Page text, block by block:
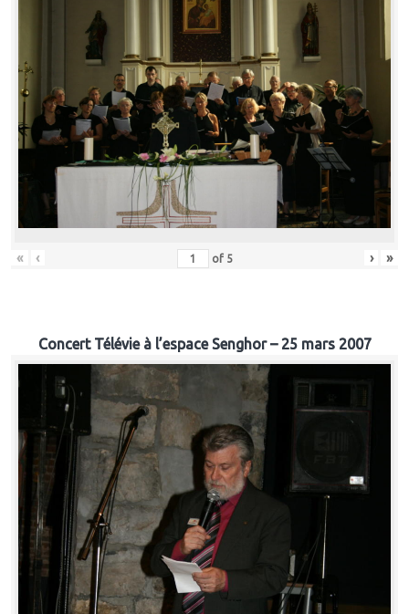
« ‹ of 5 › »
Concert Télévie à l’espace Senghor – 25 mars 2007